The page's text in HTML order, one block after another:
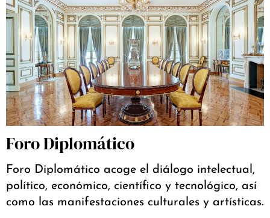
Foro Diplomático
Foro Diplomático acoge el diálogo intelectual,
político, económico, científico y tecnológico, así
como las manifestaciones culturales y artísticas.